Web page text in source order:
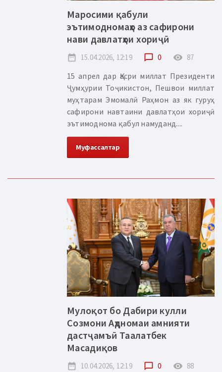
Маросими қабули
эътимодномаҳо аз сафирони
нави давлатҳои хориҷӣ
date_range 15.04.2026, 12:19 chat_bubble_outline 0 remove_red_eye 87
15 апрел дар Қасри миллат Президенти
Ҷумҳурии Тоҷикистон, Пешвои миллат
муҳтарам Эмомалӣ Раҳмон аз як гуруҳ
сафирони навтаини давлатҳои хориҷӣ
эътимоднома қабул намуданд....
Муфассалтар
Мулоқот бо Дабири кулли
Созмони Аҳдномаи амнияти
дастҷамъӣ Таалатбек
Масадиқов
date_range 10.04.2026, 12:19 chat_bubble_outline 0 remove_red_eye 88